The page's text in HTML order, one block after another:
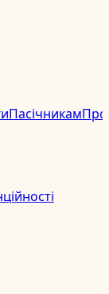
ПасічникамПро